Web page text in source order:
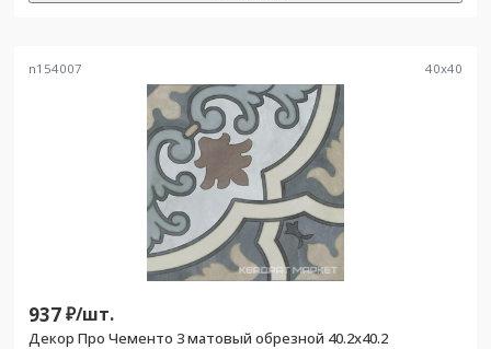
n154007 40x40
937₽/шт.
Декор Про Чементо 3 матовый обрезной 40.2x40.2